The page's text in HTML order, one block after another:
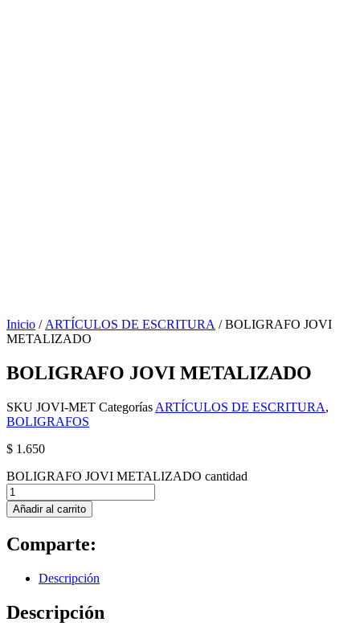
Inicio / ARTÍCULOS DE ESCRITURA / BOLIGRAFO JOVI
METALIZADO
BOLIGRAFO JOVI METALIZADO
SKU JOVI-MET Categorías ARTÍCULOS DE ESCRITURA,
BOLIGRAFOS
$ 1.650
BOLIGRAFO JOVI METALIZADO cantidad
Añadir al carrito
Comparte:
Descripción
Descripción